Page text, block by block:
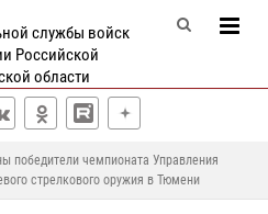
службы войск
Российской
области
победители чемпионата Управления
стрелкового оружия в Тюмени